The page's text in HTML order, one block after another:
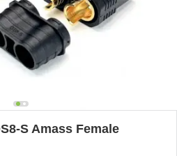
S Amass Female